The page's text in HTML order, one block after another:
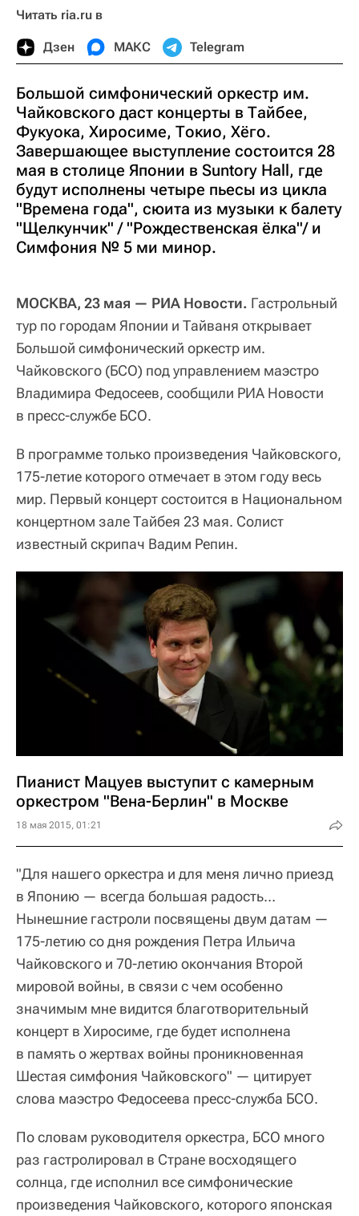
Читать ria.ru в
Дзен МАКС Telegram
Большой симфонический оркестр им.
Чайковского даст концерты в Тайбее,
Фукуока, Хиросиме, Токио, Хёго.
Завершающее выступление состоится 28
мая в столице Японии в Suntory Hall, где
будут исполнены четыре пьесы из цикла
"Времена года", сюита из музыки к балету
"Щелкунчик" / "Рождественская ёлка"/ и
Симфония № 5 ми минор.
МОСКВА, 23 мая — РИА Новости. Гастрольный
тур по городам Японии и Тайваня открывает
Большой симфонический оркестр им.
Чайковского (БСО) под управлением маэстро
Владимира Федосеев, сообщили РИА Новости
в пресс-службе БСО.
В программе только произведения Чайковского,
175-летие которого отмечает в этом году весь
мир. Первый концерт состоится в Национальном
концертном зале Тайбея 23 мая. Солист
известный скрипач Вадим Репин.
Пианист Мацуев выступит с камерным
оркестром "Вена-Берлин" в Москве
18 мая 2015, 01:21
"Для нашего оркестра и для меня лично приезд
в Японию — всегда большая радость…
Нынешние гастроли посвящены двум датам —
175-летию со дня рождения Петра Ильича
Чайковского и 70-летию окончания Второй
мировой войны, в связи с чем особенно
значимым мне видится благотворительный
концерт в Хиросиме, где будет исполнена
в память о жертвах войны проникновенная
Шестая симфония Чайковского" — цитирует
слова маэстро Федосеева пресс-служба БСО.
По словам руководителя оркестра, БСО много
раз гастролировал в Стране восходящего
солнца, где исполнил все симфонические
произведения Чайковского, которого японская